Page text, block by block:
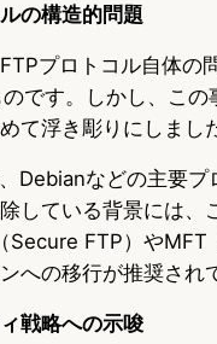
の構造的問題
プロトコル自体の
です。しかし、こ
て浮き彫りにしまし
Debianなどの主要プ
している背景には、
Secure FTP）や
への移行が推奨され
戦略への示唆